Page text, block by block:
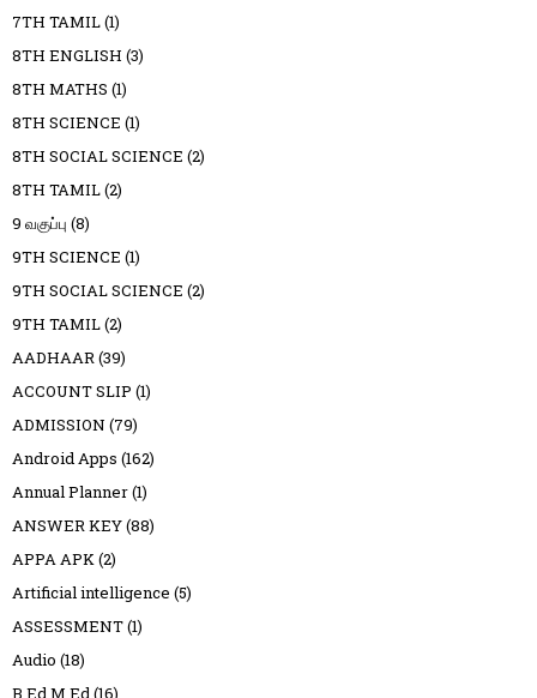
7TH TAMIL(1)
8TH ENGLISH (3)
8TH MATHS (1)
8TH SCIENCE (1)
8TH SOCIAL SCIENCE (2)
8TH TAMIL(2)
9 வகுப்பு (8)
9TH SCIENCE (1)
9TH SOCIAL SCIENCE (2)
9TH TAMIL(2)
AADHAAR(39)
ACCOUNT SLIP (1)
ADMISSION (79)
Android Apps (162)
Annual Planner(1)
ANSWER KEY(88)
APPA APK(2)
Artificial intelligence (5)
ASSESSMENT(1)
Audio (18)
B.Ed M.Ed (16)